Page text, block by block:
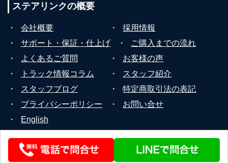
ステアリンクの概要
・ 会社概要 ・
採用情報
・
サポート・保証・仕上げ ・
ご購入までの流れ
・
よくあるご質問 ・
お客様の声
・
トラック情報コラム ・
スタッフ紹介
・
スタッフブログ ・
特定商取引法の表記
・
プライバシーポリシー ・
お問い合せ
・
English
© 2026 STEERLINK Co.,Ltd